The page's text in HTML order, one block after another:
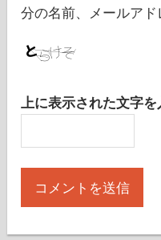
分の名前、メールアド
上に表示された文字を